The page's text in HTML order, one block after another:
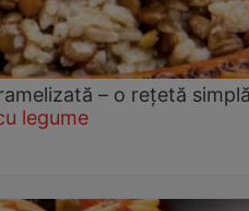
– o rețetă
legume